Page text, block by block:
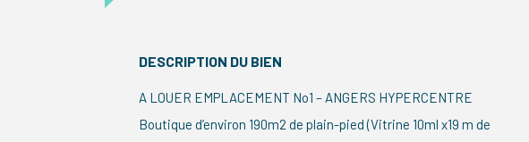
DESCRIPTION DU BIEN
A LOUER EMPLACEMENT No1 – ANGERS HYPERCENTRE
Boutique d’environ 190m2 de plain-pied (Vitrine 10ml x19 m de